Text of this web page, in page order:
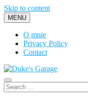
Skip to content
MENU
O mnie
Privacy Policy
Contact
Duke's Garage